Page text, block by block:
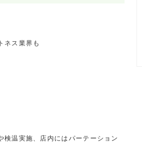
ネス業界も
温実施、店内にはパーテーション